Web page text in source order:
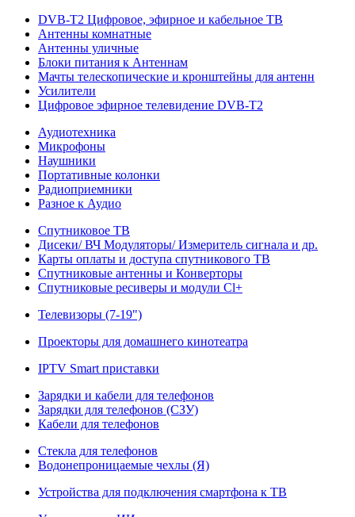
DVB-T2 Цифровое, эфирное и кабельное ТВ
Антенны комнатные
Антенны уличные
Блоки питания к Антеннам
Мачты телескопические и кронштейны для антенн
Усилители
Цифровое эфирное телевидение DVB-Т2
Аудиотехника
Микрофоны
Наушники
Портативные колонки
Радиоприемники
Разное к Аудио
Спутниковое ТВ
Дисеки/ ВЧ Модуляторы/ Измеритель сигнала и др.
Карты оплаты и доступа спутникового ТВ
Спутниковые антенны и Конверторы
Спутниковые ресиверы и модули Cl+
Телевизоры (7-19")
Проекторы для домашнего кинотеатра
IPTV Smart приставки
Зарядки и кабели для телефонов
Зарядки для телефонов (СЗУ)
Кабели для телефонов
Стекла для телефонов
Водонепроницаемые чехлы (Я)
Устройства для подключения смартфона к ТВ